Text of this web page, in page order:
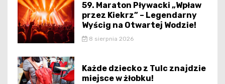
59. Maraton Pływacki „Wpław
przez Kiekrz” – Legendarny
Wyścig na Otwartej Wodzie!
8 sierpnia 2026
Każde dziecko z Tulc znajdzie
miejsce w żłobku!